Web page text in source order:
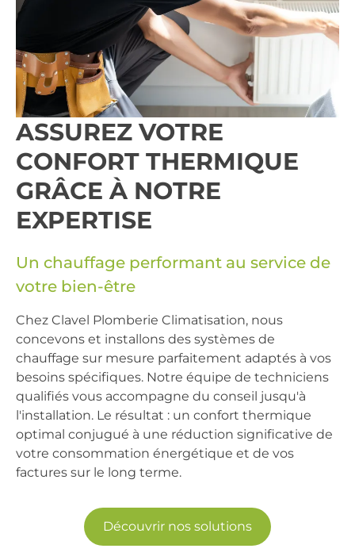
ASSUREZ VOTRE
CONFORT THERMIQUE
GRÂCE À NOTRE
EXPERTISE
Un chauffage performant au service de
votre bien-être
Chez Clavel Plomberie Climatisation, nous
concevons et installons des systèmes de
chauffage sur mesure parfaitement adaptés à vos
besoins spécifiques. Notre équipe de techniciens
qualifiés vous accompagne du conseil jusqu'à
l'installation. Le résultat : un confort thermique
optimal conjugué à une réduction significative de
votre consommation énergétique et de vos
factures sur le long terme.
Découvrir nos solutions